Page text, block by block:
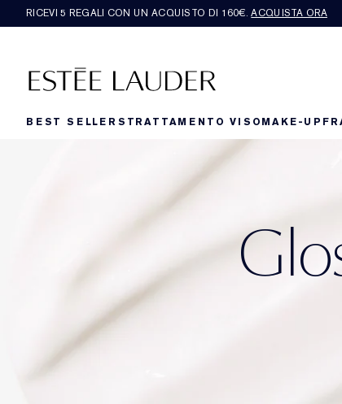
RICEVI 5 REGALI CON UN ACQUISTO DI 160€.ACQUISTA ORA
BEST SELLERS TRATTAMENTO VISOMAKE-UP